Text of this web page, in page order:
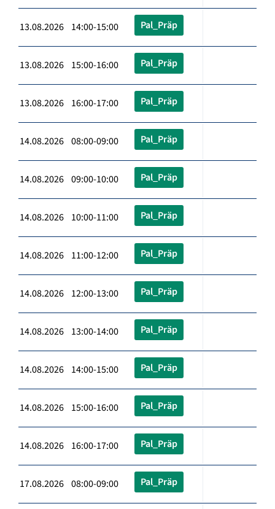
13.08.2026 14:00-15:00 Pal_Präp
13.08.2026 15:00-16:00 Pal_Präp
13.08.2026 16:00-17:00 Pal_Präp
14.08.2026 08:00-09:00 Pal_Präp
14.08.2026 09:00-10:00 Pal_Präp
14.08.2026 10:00-11:00 Pal_Präp
14.08.2026 11:00-12:00 Pal_Präp
14.08.2026 12:00-13:00 Pal_Präp
14.08.2026 13:00-14:00 Pal_Präp
14.08.2026 14:00-15:00 Pal_Präp
14.08.2026 15:00-16:00 Pal_Präp
14.08.2026 16:00-17:00 Pal_Präp
17.08.2026 08:00-09:00 Pal_Präp